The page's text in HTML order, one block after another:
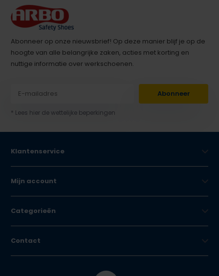
Abonneer op onze nieuwsbrief! Op deze manier blijf je op de
hoogte van alle belangrijke zaken, acties met korting en
nuttige informatie over werkschoenen.
Abonneer
* Lees hier de wettelijke beperkingen
Klantenservice
Mijn account
Categorieën
Contact